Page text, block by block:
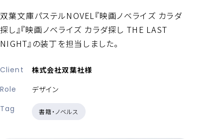
双葉文庫パステルNOVEL『映画ノベライズ カラダ
探し』『映画ノベライズ カラダ探し THE LAST
NIGHT』の装丁を担当しました。
Client
株式会社双葉社様
Role
デザイン
Tag
書籍・ノベルス